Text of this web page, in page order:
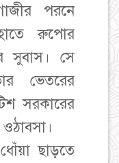
পরনে
রুপোর
সুবাস। সে
ভেতরের
সরকারের
ছাড়তে